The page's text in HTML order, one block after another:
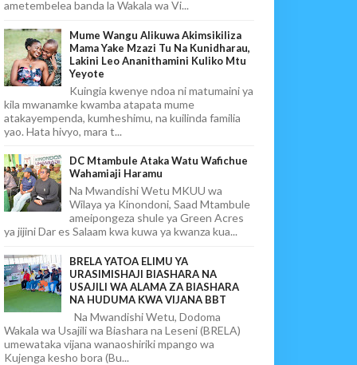
ametembelea banda la Wakala wa Vi...
Mume Wangu Alikuwa Akimsikiliza
Mama Yake Mzazi Tu Na Kunidharau,
Lakini Leo Ananithamini Kuliko Mtu
Yeyote
Kuingia kwenye ndoa ni matumaini ya
kila mwanamke kwamba atapata mume
atakayempenda, kumheshimu, na kuilinda familia
yao. Hata hivyo, mara t...
DC Mtambule Ataka Watu Wafichue
Wahamiaji Haramu
Na Mwandishi Wetu MKUU wa
Wilaya ya Kinondoni, Saad Mtambule
ameipongeza shule ya Green Acres
ya jijini Dar es Salaam kwa kuwa ya kwanza kua...
BRELA YATOA ELIMU YA
URASIMISHAJI BIASHARA NA
USAJILI WA ALAMA ZA BIASHARA
NA HUDUMA KWA VIJANA BBT
Na Mwandishi Wetu, Dodoma
Wakala wa Usajili wa Biashara na Leseni (BRELA)
umewataka vijana wanaoshiriki mpango wa
Kujenga kesho bora (Bu...